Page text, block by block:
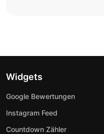
Widgets
Google Bewertungen
Instagram Feed
Countdown Zähler